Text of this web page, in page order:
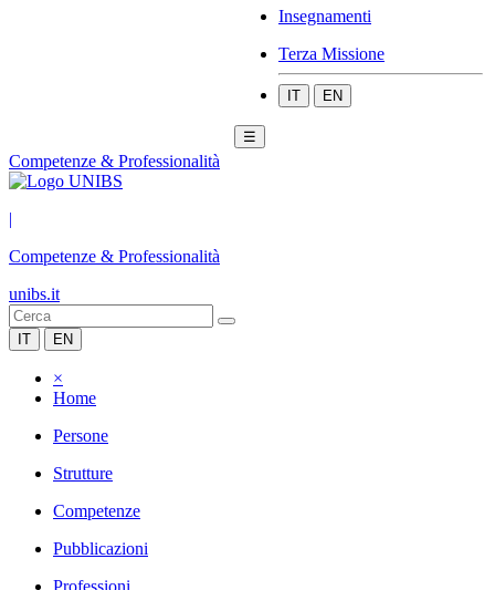
Insegnamenti
Terza Missione
IT EN
☰
Competenze & Professionalità
|
Competenze & Professionalità
unibs.it
IT EN
×
Home
Persone
Strutture
Competenze
Pubblicazioni
Professioni